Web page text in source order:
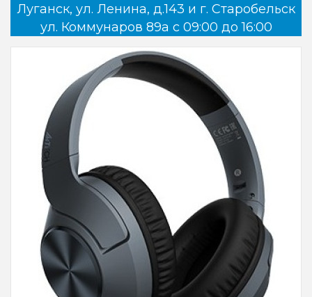
Луганск, ул. Ленина, д.143 и г. Старобельск
ул. Коммунаров 89а с 09:00 до 16:00